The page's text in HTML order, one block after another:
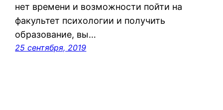
нет времени и возможности пойти на
факультет психологии и получить
образование, вы…
25 сентября, 2019